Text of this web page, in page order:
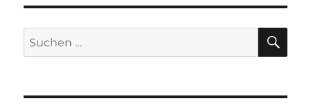
Medientechnologe
Druck
…
Suchen
nach: